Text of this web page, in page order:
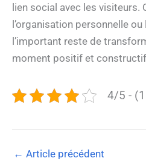
lien social avec les visiteurs.
l’organisation personnelle
l’important reste de
moment positif et
4/5 -
← Article précédent